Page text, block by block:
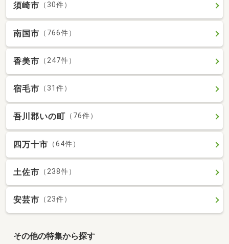
須崎市 （30件）
南国市 （766件）
香美市 （247件）
宿毛市 （31件）
吾川郡いの町 （76件）
四万十市 （64件）
土佐市 （238件）
安芸市 （23件）
その他の特集から探す